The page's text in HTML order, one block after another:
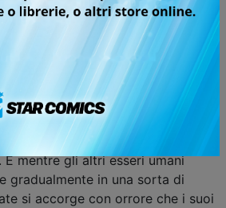
adolescente come tanti, Nate in
davvero serio: non appena si
prendono vita e rischiano di
delle persone! Per proteggere i
continuamente caffè pur di
giorno, inspiegabilmente, sogno
e nel mondo iniziano ad
come orologi volanti e
mentre gli altri esseri umani
gradualmente in una sorta di
si accorge con orrore che i suoi